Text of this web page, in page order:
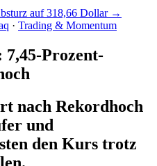
auf 318,66 Dollar →
· Trading & Momentum
7,45-Prozent-
nach Rekordhoch
und
den Kurs trotz